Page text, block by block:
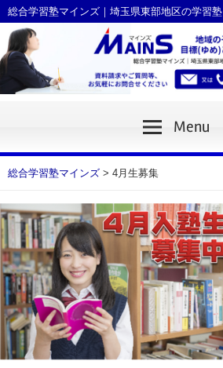
Skip
to
content
総合学習塾マインズ｜埼玉県東部地区の学習塾
Menu
総合学習塾マインズ > 4月生募集